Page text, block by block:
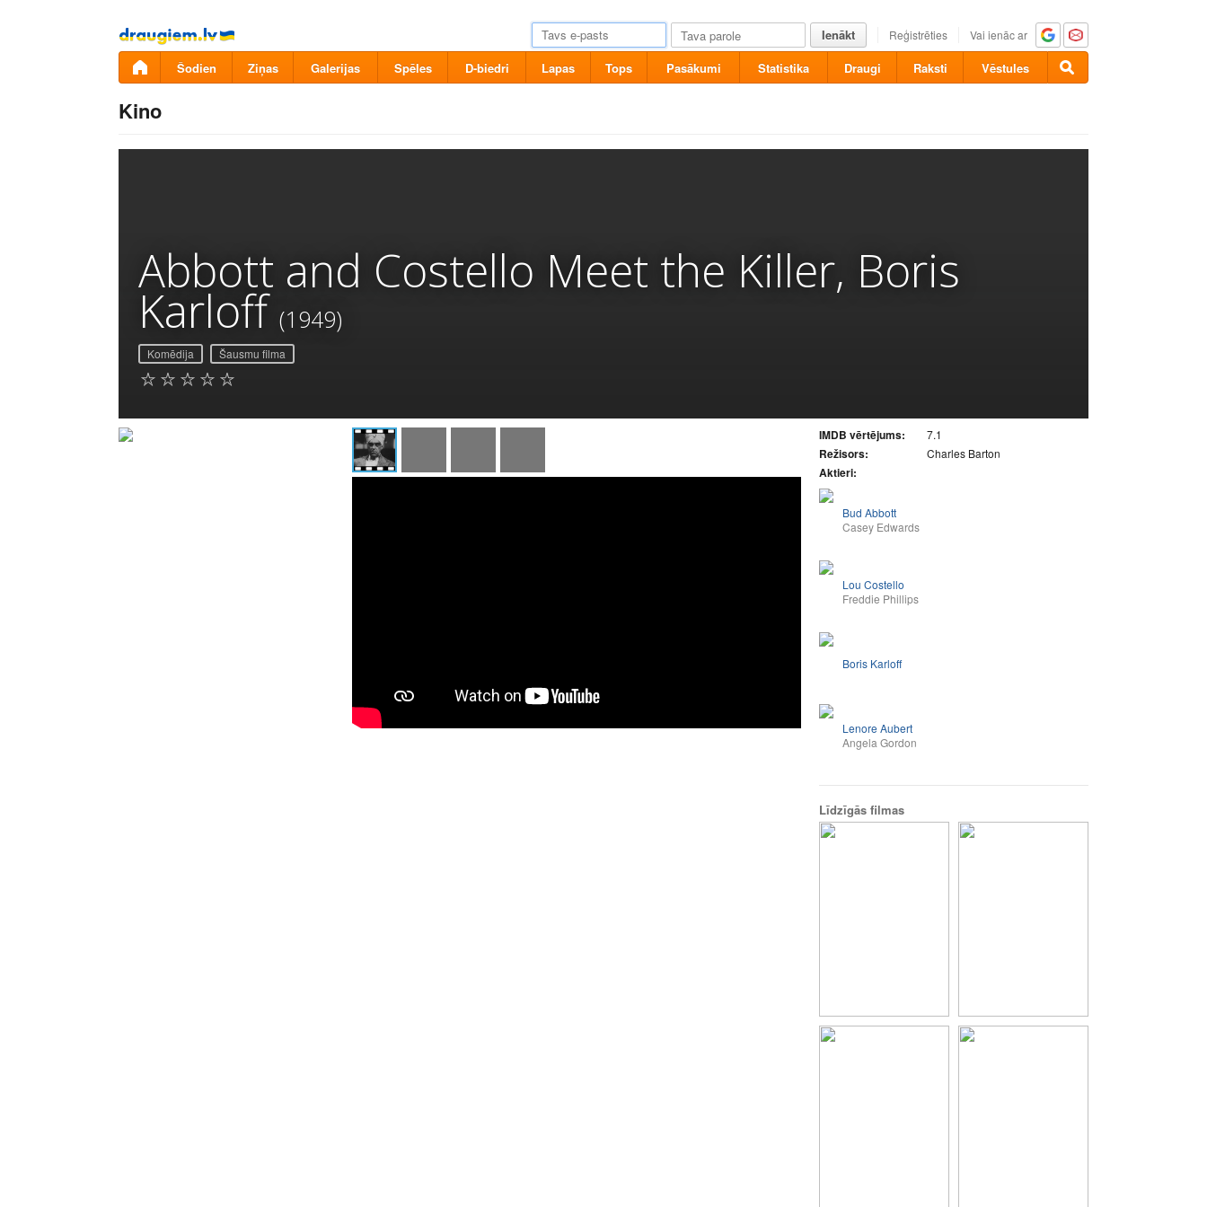
Pāriet
uz
saturu
Ienākt Reģistrēties Vai ienāc ar
Šodien Ziņas Galerijas Spēles D-biedri Lapas Tops Pasākumi Statistika Draugi Raksti Vēstules
Kino
Abbott and Costello Meet the Killer, Boris
Karloff (1949)
Komēdija Šausmu filma
IMDB vērtējums: 7.1
Režisors: Charles Barton
Aktieri:
Bud Abbott
Casey Edwards
Lou Costello
Freddie Phillips
Boris Karloff
Lenore Aubert
Angela Gordon
Līdzīgās filmas